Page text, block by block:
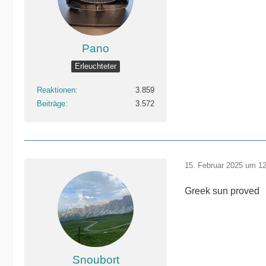
Pano
Erleuchteter
Reaktionen
3.859
Beiträge
3.572
Snoubort
15. Februar 2025 um
Greek sun proved